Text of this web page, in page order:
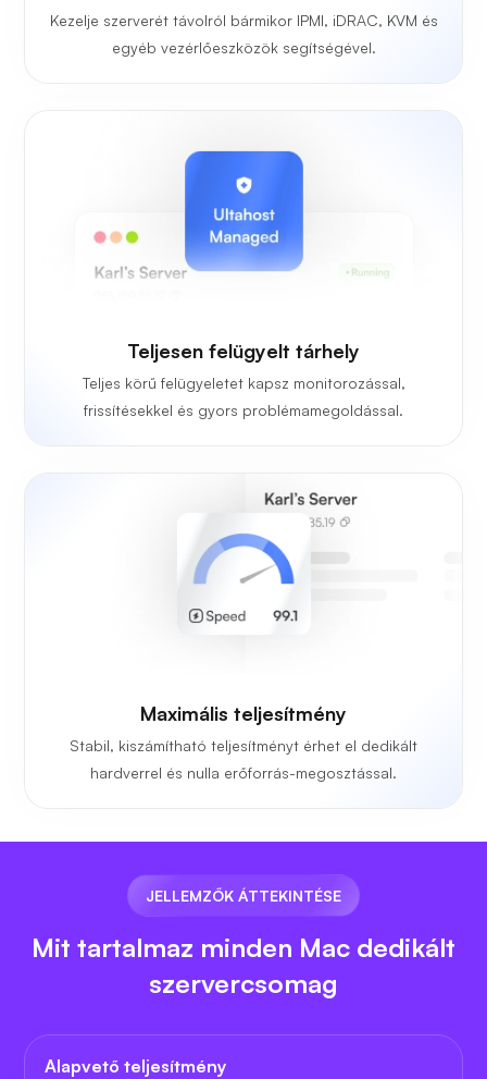
Kezelje szerverét távolról bármikor IPMI, iDRAC, KVM és
egyéb vezérlőeszközök segítségével.
Teljesen felügyelt tárhely
Teljes körű felügyeletet kapsz monitorozással,
frissítésekkel és gyors problémamegoldással.
Maximális teljesítmény
Stabil, kiszámítható teljesítményt érhet el dedikált
hardverrel és nulla erőforrás-megosztással.
JELLEMZŐK ÁTTEKINTÉSE
Mit tartalmaz minden Mac dedikált
szervercsomag
Alapvető teljesítmény